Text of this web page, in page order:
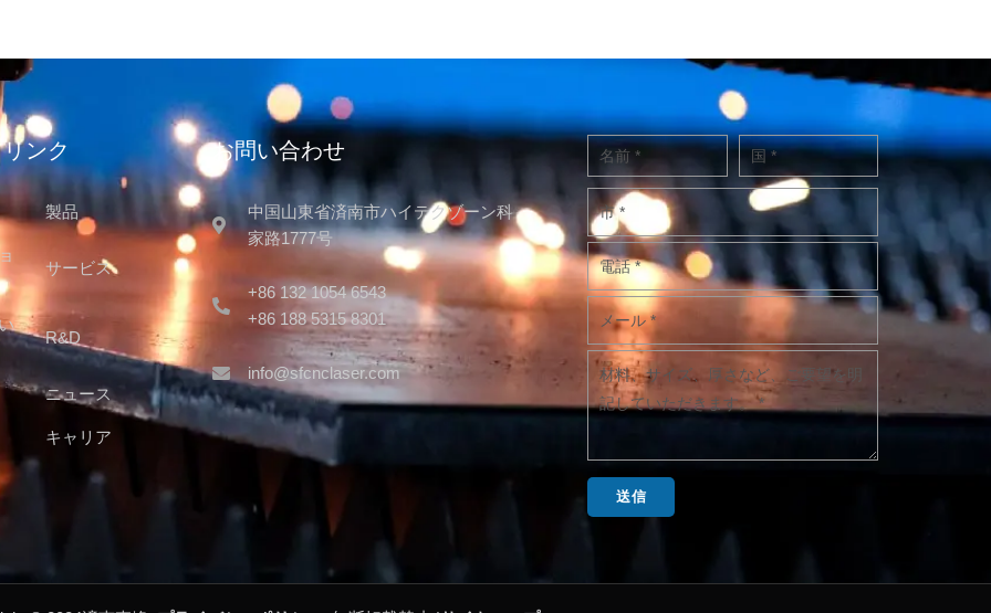
ンク
製品
サービス
R&D
ニュース
キャリア
お問い合わせ
中国山東省済南市ハイテクゾーン科
家路1777号
+86 132 1054 6543
+86 188 5315 8301
info@sfcnclaser.com
送信